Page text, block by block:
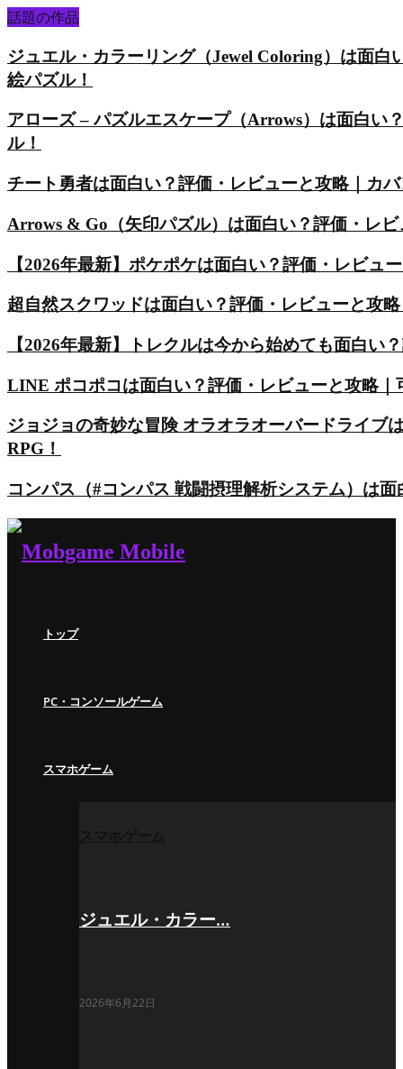
話題の作品
ジュエル・カラーリング（Jewel Coloring）は面
絵パズル！
アローズ – パズルエスケープ（Arrows）は面白い
ル！
チート勇者は面白い？評価・レビューと攻略｜カ
Arrows & Go（矢印パズル）は面白い？評価・レ
【2026年最新】ポケポケは面白い？評価・レビ
超自然スクワッドは面白い？評価・レビューと攻
【2026年最新】トレクルは今から始めても面白
LINE ポコポコは面白い？評価・レビューと攻略
ジョジョの奇妙な冒険 オラオラオーバードライブ
RPG！
コンパス（#コンパス 戦闘摂理解析システム）は
トップ
PC・コンソールゲーム
スマホゲーム
ジュエル・カラー…
2026年6月22日